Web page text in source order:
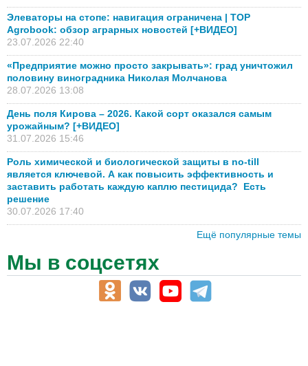
Элеваторы на стопе: навигация ограничена | TOP
Agrobook: обзор аграрных новостей [+ВИДЕО]
23.07.2026 22:40
«Предприятие можно просто закрывать»: град уничтожил
половину виноградника Николая Молчанова
28.07.2026 13:08
День поля Кирова – 2026. Какой сорт оказался самым
урожайным? [+ВИДЕО]
31.07.2026 15:46
Роль химической и биологической защиты в no-till
является ключевой. А как повысить эффективность и
заставить работать каждую каплю пестицида? Есть
решение
30.07.2026 17:40
Ещё популярные темы
Мы в соцсетях